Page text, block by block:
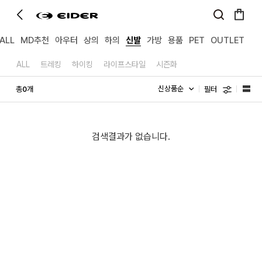
ALL MD추천 아우터 상의 하의 신발 가방 용품 PET OUTLET
ALL 트레킹 하이킹 라이프스타일 시즌화
총0개 필터
검색결과가 없습니다.